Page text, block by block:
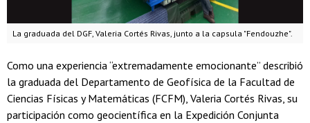
La graduada del DGF, Valeria Cortés Rivas, junto a la capsula "Fendouzhe".
Como una experiencia “extremadamente emocionante” describió
la graduada del Departamento de Geofísica de la Facultad de
Ciencias Físicas y Matemáticas (FCFM), Valeria Cortés Rivas, su
participación como geocientífica en la Expedición Conjunta